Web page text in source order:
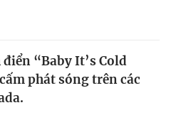
“Baby It’s Cold
phát sóng trên các